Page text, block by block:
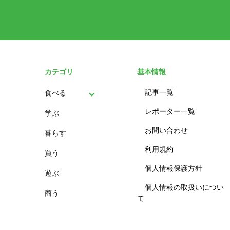
カテゴリ
食べる
パン
スイーツ
学ぶ
暮らす
買う
遊ぶ
商う
基本情報
記事一覧
レポーター一覧
お問い合わせ
利用規約
個人情報保護方針
個人情報の取扱いについ
て